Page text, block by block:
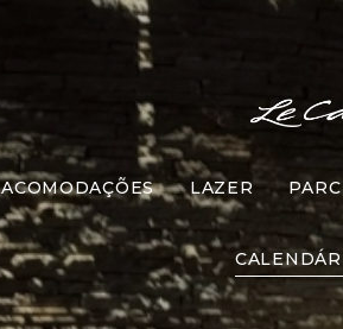
ACOMODAÇÕES LAZER